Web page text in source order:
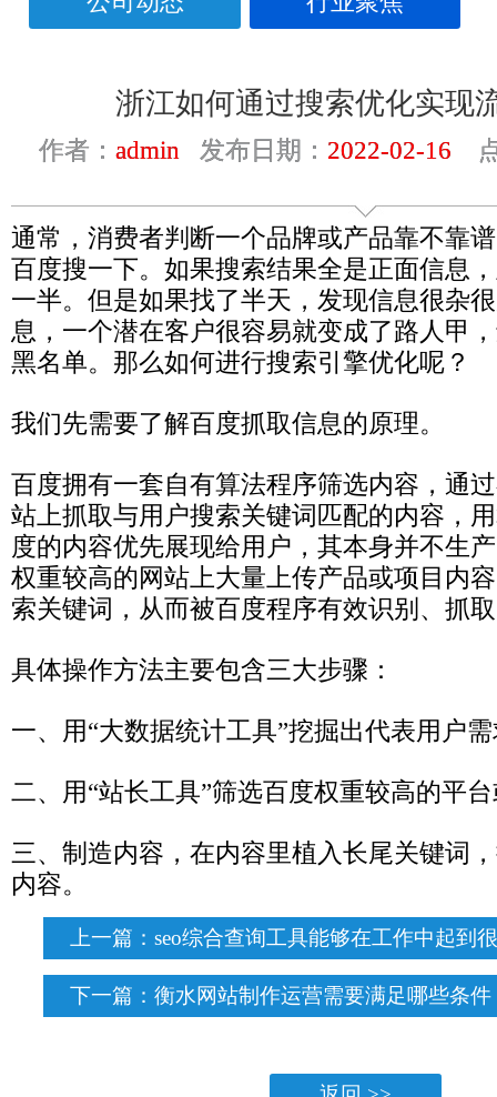
浙江如何通过搜索优化实现
作者： admin发布日期： 2022-02-16
通常，消费者判断一个品牌或产品靠不靠
百度搜一下。如果搜索结果全是正面信息
一半。但是如果找了半天，发现信息很杂
息，一个潜在客户很容易就变成了路人甲
黑名单。那么如何进行搜索引擎优化呢？
我们先需要了解百度抓取信息的原理。
百度拥有一套自有算法程序筛选内容，通
站上抓取与用户搜索关键词匹配的内容，
度的内容优先展现给用户，其本身并不生
权重较高的网站上大量上传产品或项目内
索关键词，从而被百度程序有效识别、抓
具体操作方法主要包含三大步骤：
一、用“大数据统计工具”挖掘出代表用户
二、用“站长工具”筛选百度权重较高的平
三、制造内容，在内容里植入长尾关键词
内容。
上一篇：seo综合查询工具能够在工作中起到
下一篇：衡水网站制作运营需要满足哪些条件